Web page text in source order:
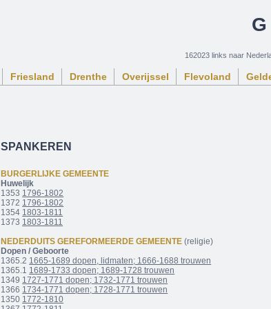
162023 links naar
Friesland Drenthe Overijssel Flevoland
SPANKEREN
BURGERLIJKE GEMEENTE
Huwelijk
1353 1796-1802
1372 1796-1802
1354 1803-1811
1373 1803-1811
NEDERDUITS GEREFORMEERDE GEMEENTE (religie)
Dopen / Geboorte
1365.2 1665-1689 dopen, lidmaten; 1666-1688 trouwen
1365.1 1689-1733 dopen; 1689-1728 trouwen
1349 1727-1771 dopen; 1732-1771 trouwen
1366 1734-1771 dopen; 1728-1771 trouwen
1350 1772-1810